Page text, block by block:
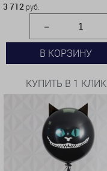
3 712 руб.
В КОРЗИНУ
КУПИТЬ В 1 КЛИК